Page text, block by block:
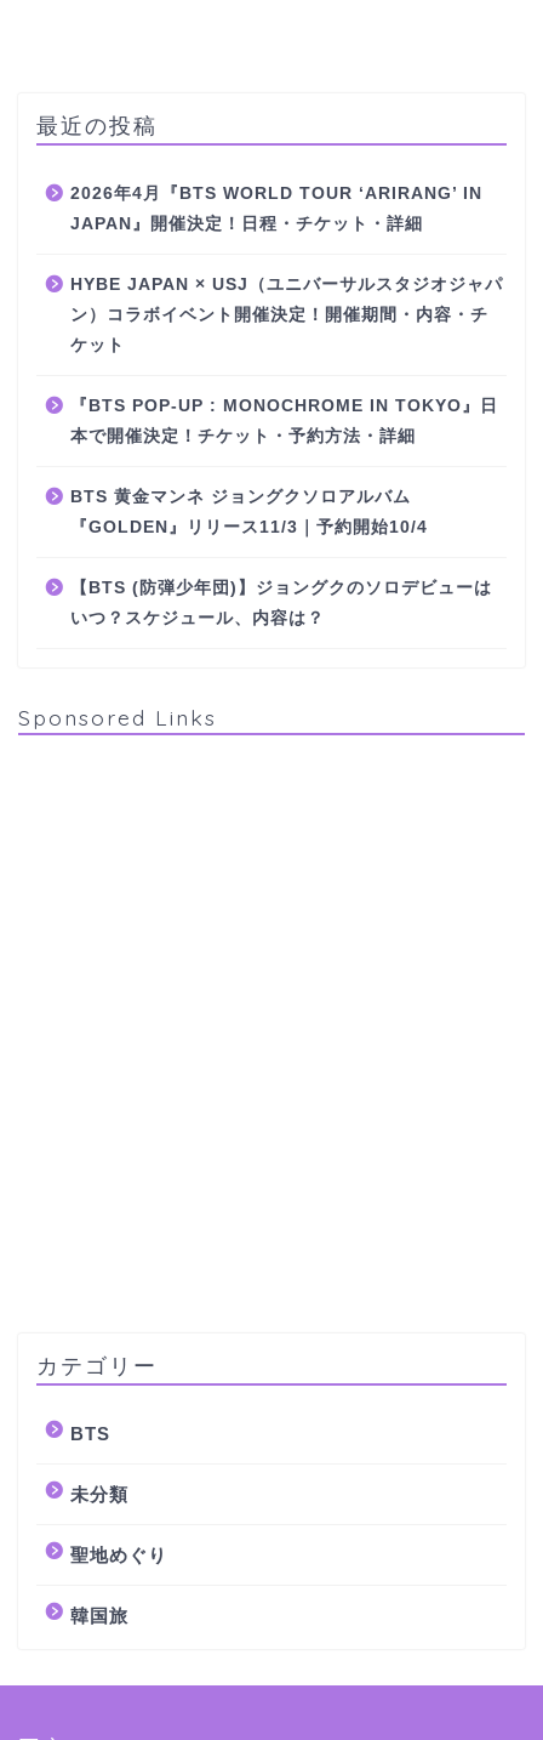
最近の投稿
2026年4月『BTS WORLD TOUR ‘ARIRANG’ IN
JAPAN』開催決定！日程・チケット・詳細
HYBE JAPAN × USJ（ユニバーサルスタジオジャパ
ン）コラボイベント開催決定！開催期間・内容・チ
ケット
『BTS POP-UP : MONOCHROME IN TOKYO』日
本で開催決定！チケット・予約方法・詳細
BTS 黄金マンネ ジョングクソロアルバム
『GOLDEN』リリース11/3｜予約開始10/4
【BTS (防弾少年団)】ジョングクのソロデビューは
いつ？スケジュール、内容は？
Sponsored Links
カテゴリー
BTS
未分類
聖地めぐり
韓国旅